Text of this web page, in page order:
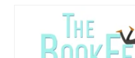
Con
L’intelligenza
Artificiale
(IA)